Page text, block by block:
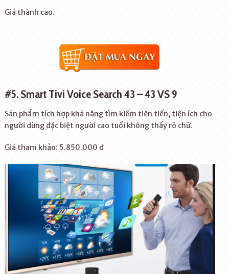
Giá thành cao.
#5. Smart Tivi Voice Search 43 – 43 VS 9
Sản phẩm tích hợp khả năng tìm kiếm tiên tiến, tiện ích cho
người dùng đặc biệt người cao tuổi không thấy rõ chữ.
Giá tham khảo: 5.850.000 đ